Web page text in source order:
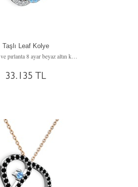
Taşlı Leaf Kolye
Akuamarin ve pırlanta 8 ayar beyaz altın kolye (0.154 karat, 40 cm altın rolo zincir)
33.135 TL